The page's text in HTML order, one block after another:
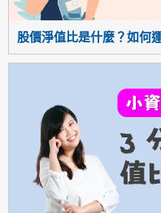
股價淨值比是什麼？如何